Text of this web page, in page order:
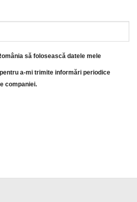
să folosească datele mele
a-mi trimite informări periodice
companiei.